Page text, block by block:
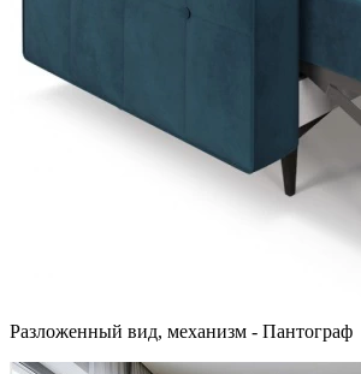
Разложенный вид, механизм - Пантограф